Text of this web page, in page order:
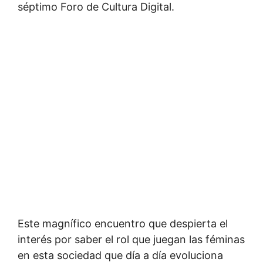
séptimo Foro de Cultura Digital.
Este magnífico encuentro que despierta el
interés por saber el rol que juegan las féminas
en esta sociedad que día a día evoluciona